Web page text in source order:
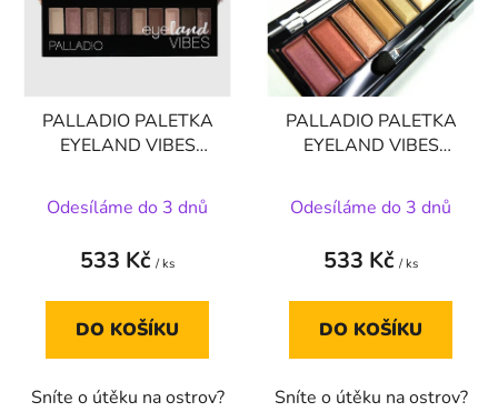
PALLADIO PALETKA
EYELAND VIBES
PALETTE - HORIZON
Odesíláme do 3 dnů
533 Kč / ks
DO KOŠÍKU
Sníte o útěku na ostrov?
PALLADIO PALETKA
EYELAND VIBES
PALETTE - PARADISE
Odesíláme do 3 dnů
533 Kč / ks
DO KOŠÍKU
Sníte o útěku na ostrov?